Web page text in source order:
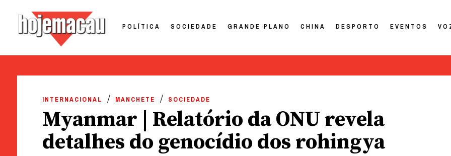
POLÍTICA SOCIEDADE GRANDE PLANO CHINA DESPORTO EVENTOS
INTERNACIONAL MANCHETE SOCIEDADE
Myanmar | Relatório da ONU revela
detalhes do genocídio dos rohingya